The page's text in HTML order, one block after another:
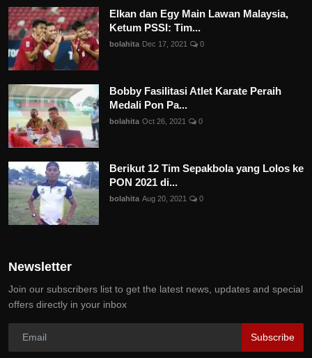
Elkan dan Egy Main Lawan Malaysia,
Ketum PSSI: Tim...
bolahita Dec 17, 2021 0
Bobby Fasilitasi Atlet Karate Peraih
Medali Pon Pa...
bolahita Oct 26, 2021 0
Berikut 12 Tim Sepakbola yang Lolos ke
PON 2021 di...
bolahita Aug 20, 2021 0
Newsletter
Join our subscribers list to get the latest news, updates and special
offers directly in your inbox
Subscribe